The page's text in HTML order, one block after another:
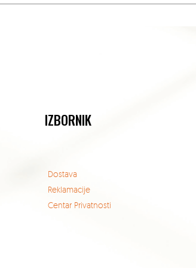
IZBORNIK
Dostava
Reklamacije
Centar Privatnosti